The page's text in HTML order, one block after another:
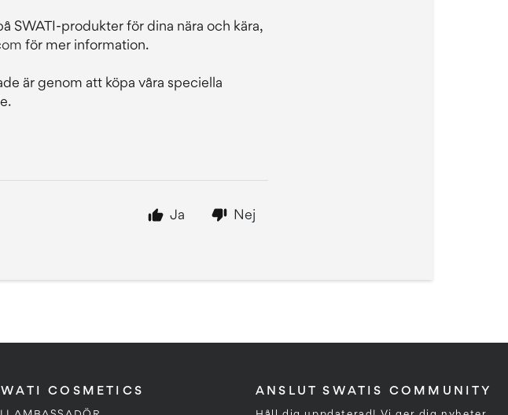
SWATI-produkter för dina nära och kära,
för mer information.
är genom att köpa våra speciella
Ja Nej
COSMETICS ANSLUT SWATIS COMMUNITY